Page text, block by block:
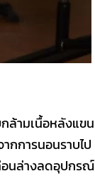
กล้ามเนื้อหลังแขน
กการนอนราบไป
อนล่างลดอุปกรณ์